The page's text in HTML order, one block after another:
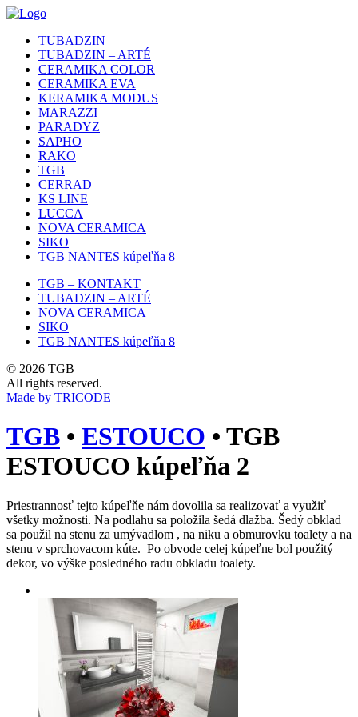
TUBADZIN
TUBADZIN – ARTÉ
CERAMIKA COLOR
CERAMIKA EVA
KERAMIKA MODUS
MARAZZI
PARADYZ
SAPHO
RAKO
TGB
CERRAD
KS LINE
LUCCA
NOVA CERAMICA
SIKO
TGB NANTES kúpeľňa 8
TGB – KONTAKT
TUBADZIN – ARTÉ
NOVA CERAMICA
SIKO
TGB NANTES kúpeľňa 8
© 2026 TGB
All rights reserved.
Made by TRICODE
TGB • ESTOUCO • TGB
ESTOUCO kúpeľňa 2
Priestrannosť tejto kúpeľňe nám dovolila sa realizovať a využiť
všetky možnosti. Na podlahu sa položila šedá dlažba. Šedý obklad
sa použil na stenu za umývadlom , na niku a obmurovku toalety a na
stenu v sprchovacom kúte. Po obvode celej kúpeľne bol použitý
dekor, vo výške posledného radu obkladu toalety.